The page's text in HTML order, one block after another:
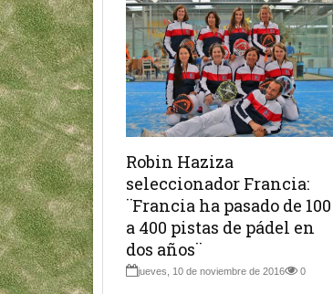
Robin Haziza
seleccionador Francia:
¨Francia ha pasado de 100
a 400 pistas de pádel en
dos años¨
jueves, 10 de noviembre de 2016 0